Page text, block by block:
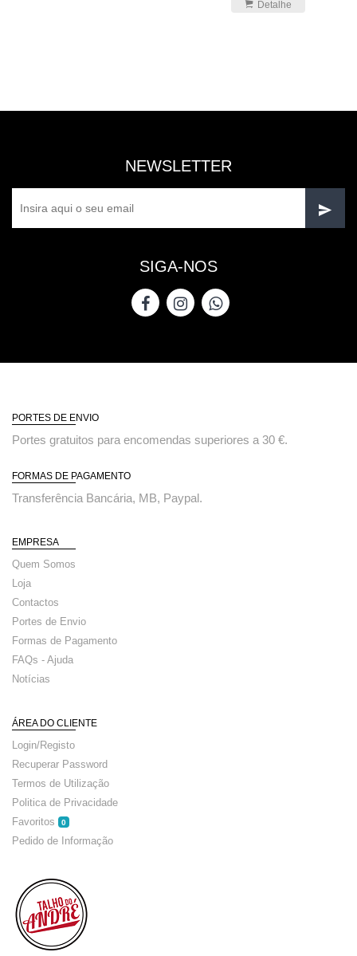
Detalhe
NEWSLETTER
SIGA-NOS
PORTES DE ENVIO
Portes gratuitos para encomendas superiores a 30 €.
FORMAS DE PAGAMENTO
Transferência Bancária, MB, Paypal.
EMPRESA
Quem Somos
Loja
Contactos
Portes de Envio
Formas de Pagamento
FAQs - Ajuda
Notícias
ÁREA DO CLIENTE
Login/Registo
Recuperar Password
Termos de Utilização
Politica de Privacidade
Favoritos
0
Pedido de Informação